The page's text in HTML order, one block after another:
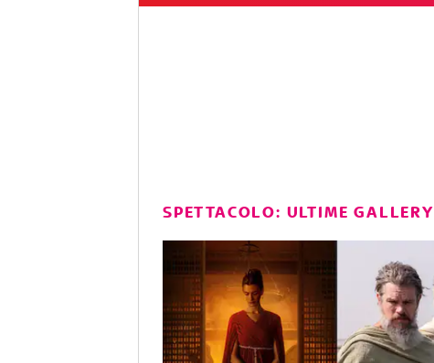
SPETTACOLO: ULTIME GALLERY